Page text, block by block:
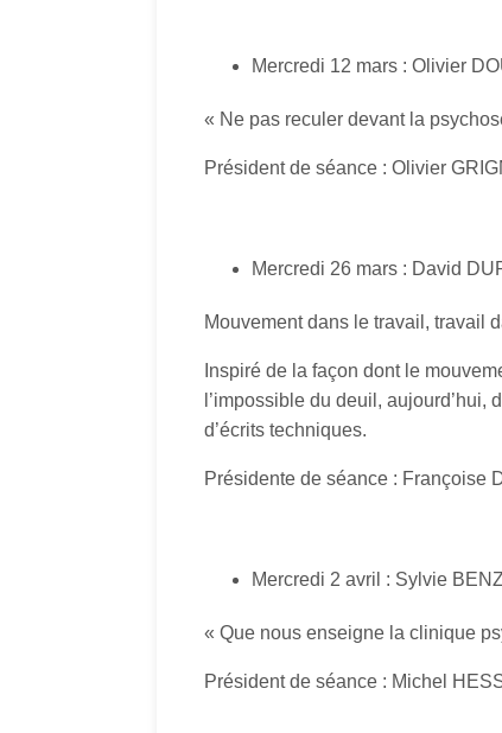
Mercredi 12 mars : Olivier
« Ne pas reculer devant la
Président de séance : Olivier
Mercredi 26 mars : David
Mouvement dans le travail, travail
Inspiré de la façon dont le
l’impossible du deuil,
d’écrits techniques.
Présidente de séance : Françoise
Mercredi 2 avril : Sylvie
« Que nous enseigne la clinique
Président de séance : Michel